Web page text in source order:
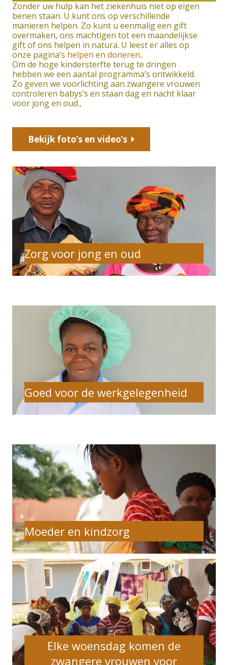
Zonder uw hulp kan het ziekenhuis niet op eigen
benen staan. U kunt ons op verschillende
manieren helpen. Zo kunt u eenmalig een gift
overmaken, ons machtigen tot een maandelijkse
gift of ons helpen in natura. U leest er alles op
onze pagina’s helpen en doneren..
Om de hoge kindersterfte terug te dringen
hebben we een aantal programma’s ontwikkeld.
Zo geven we voorlichting aan zwangere vrouwen
controleren babys’s en staan dag en nacht klaar
voor jong en oud.,
Bekijk foto’s en video’s
Zorg voor jong en oud
Goed voor de werkgelegenheid
Moeder en kindzorg
Elke woensdag komen de
zwangere vrouwen voor